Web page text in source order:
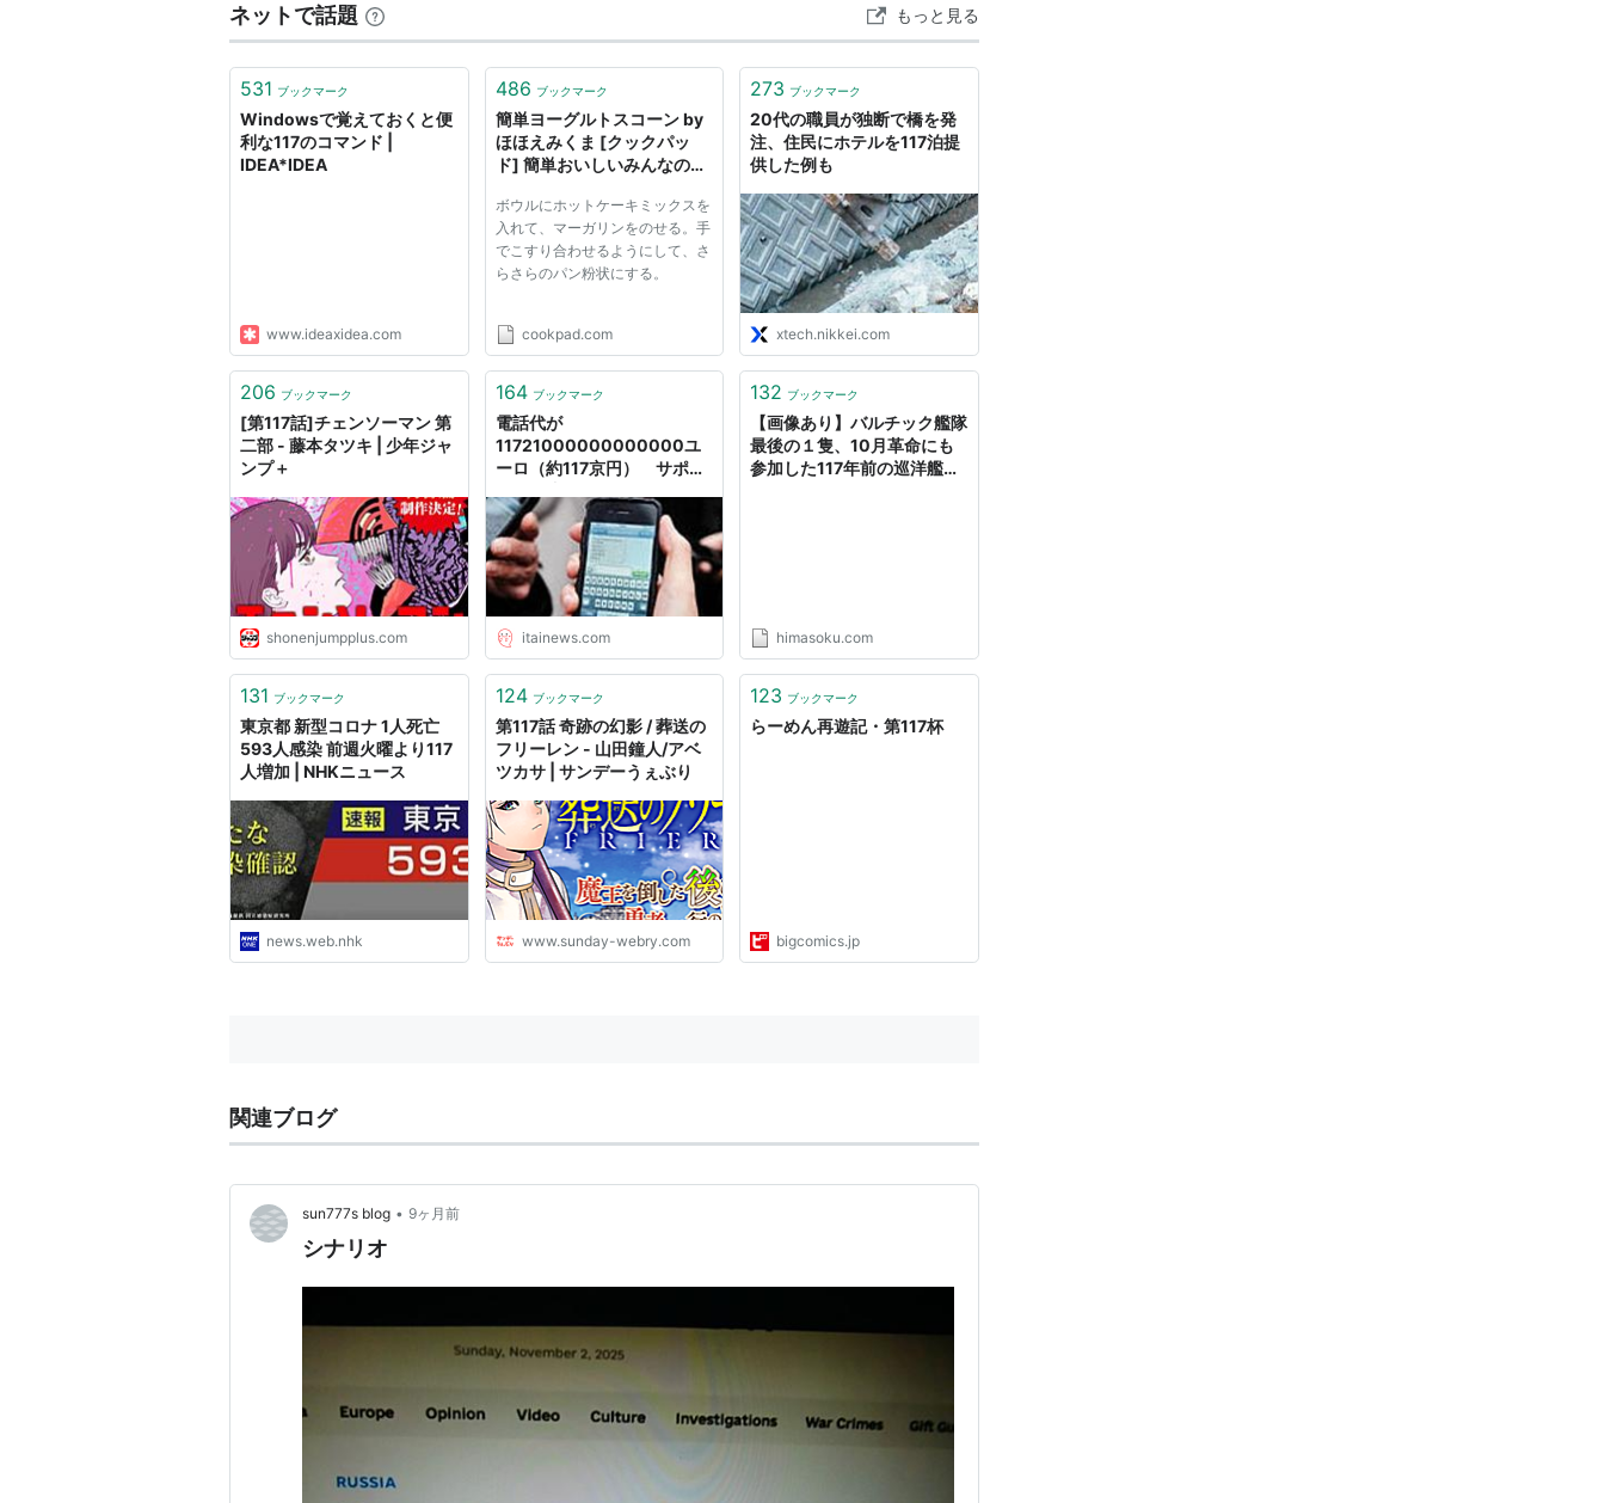
ネットで話題 もっと見る
531 ブックマーク
Windowsで覚えておくと便
利な117のコマンド |
IDEA*IDEA
www.ideaxidea.com
486 ブックマーク
簡単ヨーグルトスコーン by
ほほえみくま [クックパッ
ド] 簡単おいしいみんなのレ
ボウルにホットケーキミックスを
入れて、マーガリンをのせる。手
でこすり合わせるようにして、さ
らさらのパン粉状にする。
cookpad.com
273 ブックマーク
20代の職員が独断で橋を発
注、住民にホテルを117泊提
供した例も
xtech.nikkei.com
206 ブックマーク
[第117話]チェンソーマン 第
二部 - 藤本タツキ | 少年ジャ
ンプ＋
shonenjumpplus.com
164 ブックマーク
電話代が
11721000000000000ユ
ーロ（約117京円） サポセ
ください」 : 痛いニュース(ﾉ
∀`)
itainews.com
132 ブックマーク
【画像あり】バルチック艦隊
最後の１隻、10月革命にも
参加した117年前の巡洋艦を
himasoku.com
131 ブックマーク
東京都 新型コロナ 1人死亡
593人感染 前週火曜より117
人増加 | NHKニュース
news.web.nhk
124 ブックマーク
第117話 奇跡の幻影 / 葬送の
フリーレン - 山田鐘人/アベ
ツカサ | サンデーうぇぶり
www.sunday-webry.com
123 ブックマーク
らーめん再遊記・第117杯
bigcomics.jp
関連ブログ
sun777s blog • 9ヶ月前
シナリオ